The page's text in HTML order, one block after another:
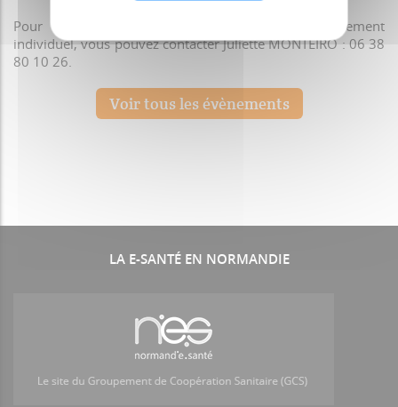
Pour toute question ou demande d’accompagnement
individuel, vous pouvez contacter Juliette MONTEIRO : 06 38
80 10 26.
Voir tous les évènements
LA E-SANTÉ EN NORMANDIE